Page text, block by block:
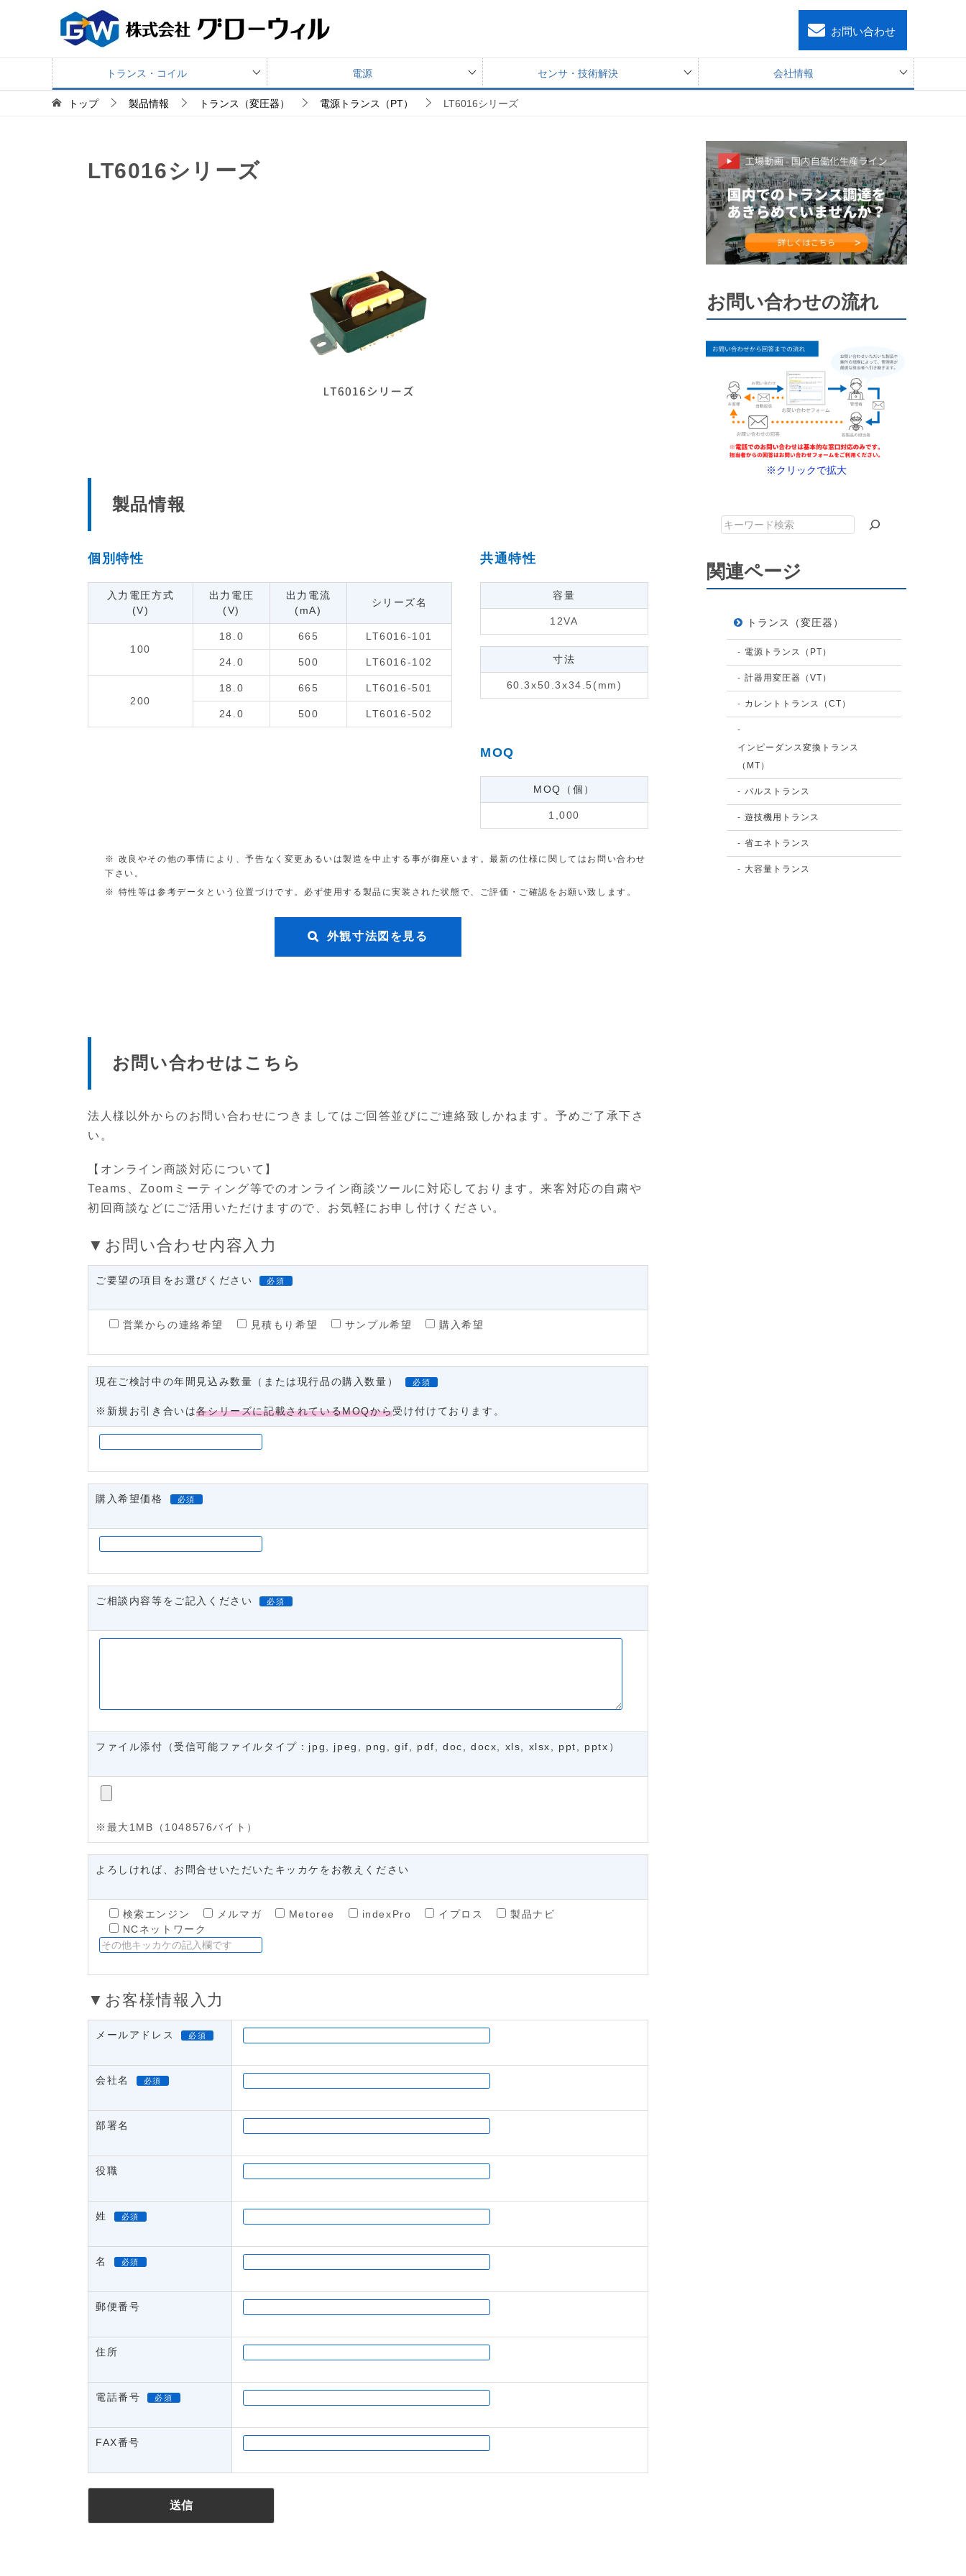
お問い合わせ
トランス・コイル 電源 センサ・技術解決 会社情報
トップ 製品情報 トランス（変圧器） 電源トランス（PT） LT6016シリーズ
LT6016シリーズ
製品情報
個別特性
入力電圧方式
(V)
出力電圧
(V)
出力電流
(mA)
シリーズ名
100
18.0 665 LT6016-101
24.0 500 LT6016-102
200
18.0 665 LT6016-501
24.0 500 LT6016-502
共通特性
容量
12VA
寸法
60.3x50.3x34.5(mm)
MOQ
MOQ（個）
1,000
改良やその他の事情により、予告なく変更あるいは製造を中止する事が御座います。最新の仕様に関してはお問い合わせ
下さい。
特性等は参考データという位置づけです。必ず使用する製品に実装された状態で、ご評価・ご確認をお願い致します。
外観寸法図を見る
お問い合わせはこちら
法人様以外からのお問い合わせにつきましてはご回答並びにご連絡致しかねます。予めご了承下さ
い。
【オンライン商談対応について】
Teams、Zoomミーティング等でのオンライン商談ツールに対応しております。来客対応の自粛や
初回商談などにご活用いただけますので、お気軽にお申し付けください。
▼お問い合わせ内容入力
ご要望の項目をお選びください 必須
営業からの連絡希望 見積もり希望 サンプル希望 購入希望
現在ご検討中の年間見込み数量（または現行品の購入数量） 必須
※新規お引き合いは各シリーズに記載されているMOQから受け付けております。
購入希望価格 必須
ご相談内容等をご記入ください 必須
ファイル添付（受信可能ファイルタイプ：jpg, jpeg, png, gif, pdf, doc, docx, xls, xlsx, ppt, pptx）
※最大1MB（1048576バイト）
よろしければ、お問合せいただいたキッカケをお教えください
検索エンジン メルマガ Metoree indexPro イプロス
製品ナビ
NCネットワーク
▼お客様情報入力
メールアドレス 必須
会社名 必須
部署名
役職
姓 必須
名 必須
郵便番号
住所
電話番号 必須
FAX番号
お問い合わせの流れ
※クリックで拡大
ー
関連ページ
トランス（変圧器）
電源トランス（PT）
計器用変圧器（VT）
カレントトランス（CT）
インピーダンス変換トランス
（MT）
パルストランス
遊技機用トランス
省エネトランス
大容量トランス